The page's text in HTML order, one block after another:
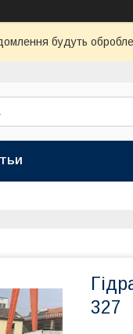
будуть
327